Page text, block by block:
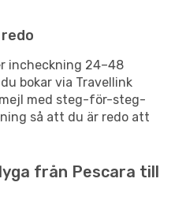
incheckning 24–48
bokar via Travellink
med steg-för-steg-
så att du är redo att
från Pescara till